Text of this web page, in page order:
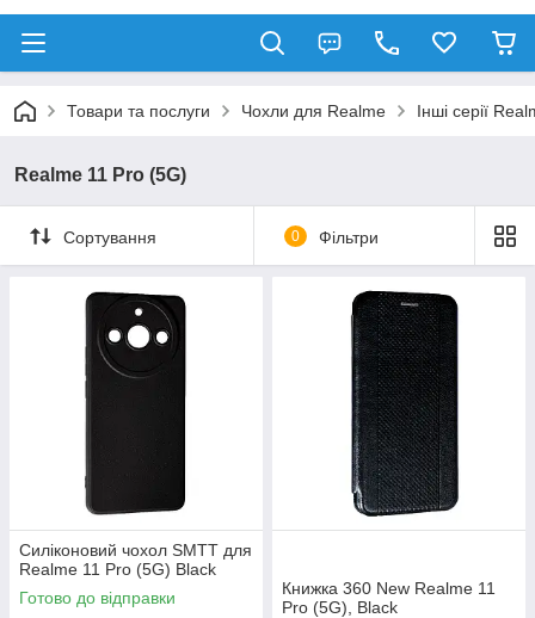
Товари та послуги Чохли для Realme Інші серії
Realme 11 Pro (5G)
Сортування 0 Фільтри
Силіконовий чохол SMTT для
Realme 11 Pro (5G) Black
Готово до відправки
Книжка 360 New Realme 11
Pro (5G), Black